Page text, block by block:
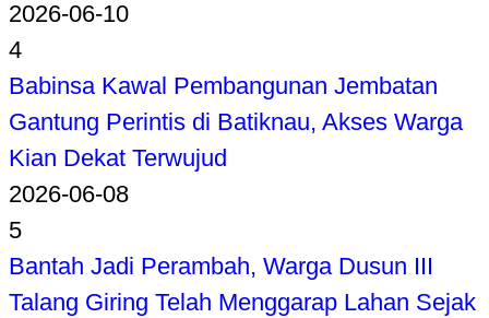
2026-06-10
4
Babinsa Kawal Pembangunan Jembatan
Gantung Perintis di Batiknau, Akses Warga
Kian Dekat Terwujud
2026-06-08
5
Bantah Jadi Perambah, Warga Dusun III
Talang Giring Telah Menggarap Lahan Sejak